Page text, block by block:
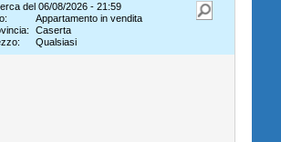
del 06/08/2026 - 21:59
Appartamento in vendita
Caserta
Qualsiasi